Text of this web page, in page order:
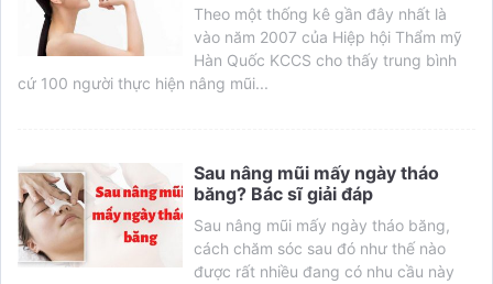
Theo một thống kê gần đây nhất là
vào năm 2007 của Hiệp hội Thẩm mỹ
Hàn Quốc KCCS cho thấy trung bình
cứ 100 người thực hiện nâng mũi...
Sau nâng mũi mấy ngày tháo
băng? Bác sĩ giải đáp
Sau nâng mũi mấy ngày tháo băng,
cách chăm sóc sau đó như thế nào
được rất nhiều đang có nhu cầu này